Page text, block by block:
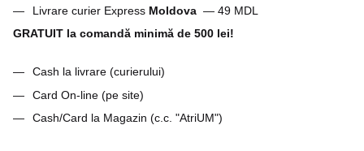
Livrare curier Express Moldova — 49 MDL
GRATUIT la comandă minimă de 500 lei!
Cash la livrare (curierului)
Card On-line (pe site)
Cash/Card la Magazin (c.c. "AtriUM")